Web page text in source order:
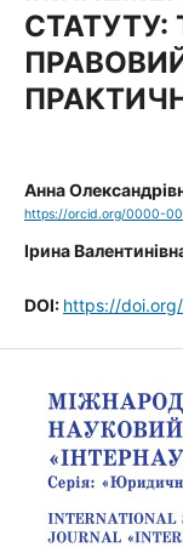
СТАТУТУ:
Анна
https://orcid.org/0000-
Ірина
DOI: https://